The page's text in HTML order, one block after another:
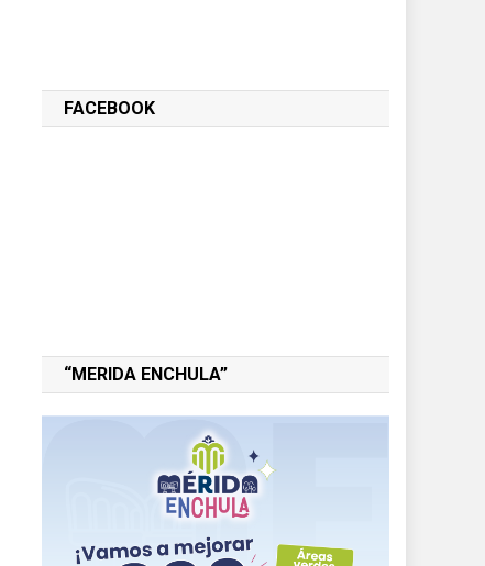
FACEBOOK
“MERIDA ENCHULA”